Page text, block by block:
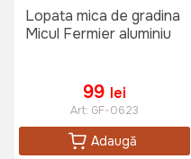
Lopata mica de gradina
Micul Fermier aluminiu
99 lei
Art: GF-0623
Adaugă